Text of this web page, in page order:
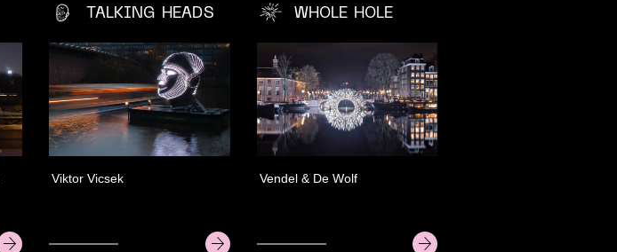
TALKING HEADS
Viktor Vicsek
WHOLE HOLE
Vendel & De Wolf